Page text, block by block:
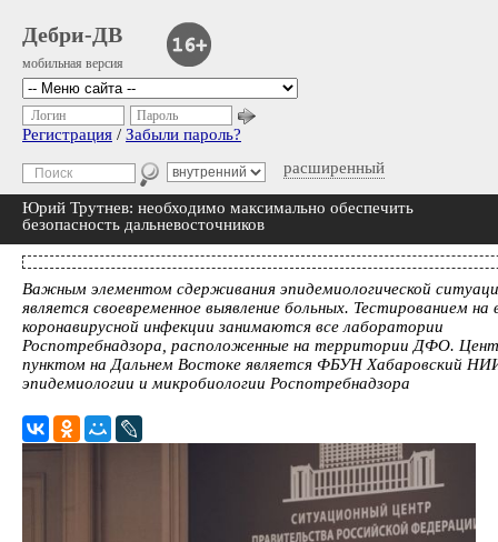
Дебри-ДВ
мобильная версия
расширенный
Логин Пароль
Регистрация / Забыли пароль?
Юрий Трутнев: необходимо максимально обеспечить
безопасность дальневосточников
Важным элементом сдерживания эпидемиологической
является своевременное выявление больных. Тестированием на
коронавирусной инфекции занимаются все лаборатории
Роспотребнадзора, расположенные на территории ДФО.
пунктом на Дальнем Востоке является ФБУН Хабаровский
эпидемиологии и микробиологии Роспотребнадзора